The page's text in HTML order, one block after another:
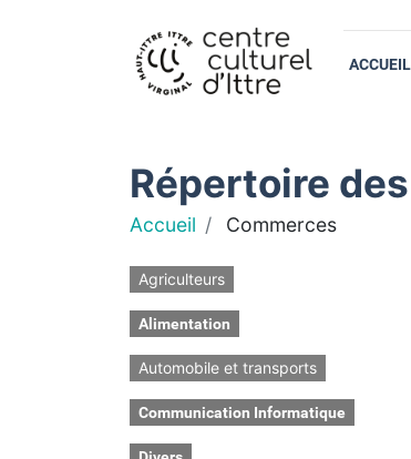
ACCUEIL
Répertoire
Accueil Commerces
Agriculteurs
Alimentation
Automobile et transports
Communication Informatique